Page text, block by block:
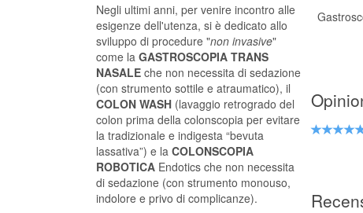
Negli ultimi anni, per venire incontro alle
esigenze dell'utenza, si è dedicato allo
sviluppo di procedure "non invasive"
come la GASTROSCOPIA TRANS
NASALE che non necessita di sedazione
(con strumento sottile e atraumatico), il
COLON WASH (lavaggio retrogrado del
colon prima della colonscopia per evitare
la tradizionale e indigesta “bevuta
lassativa”) e la COLONSCOPIA
ROBOTICA Endotics che non necessita
di sedazione (con strumento monouso,
indolore e privo di complicanze).